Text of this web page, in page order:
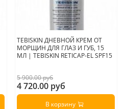
TEBISKIN ДНЕВНОЙ КРЕМ ОТ
МОРЩИН ДЛЯ ГЛАЗ И ГУБ, 15
МЛ | TEBISKIN RETICAP-EL SPF15
5 900.00 руб
4 720.00 руб
В корзину